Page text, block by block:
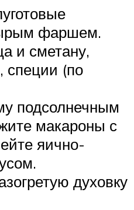
фаршем.
и сметану,
специи (по
подсолнечным
макароны с
яично-
духовку